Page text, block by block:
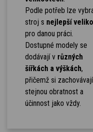
Podle potřeb lze
stroj s nejlepší
pro danou práci.
Dostupné modely se
dodávají v různých
šířkách a výškách,
přičemž si zachovávají
stejnou obratnost a
účinnost jako vždy.